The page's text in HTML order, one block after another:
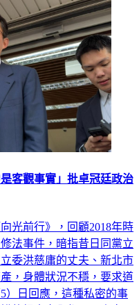
客觀事實」批卓冠廷政治
光前行》，回顧2018年時
法事件，暗指昔日同黨立
委洪慈庸的丈夫、新北市
，身體狀況不穩，要求道